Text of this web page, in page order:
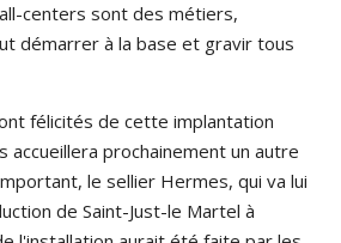
centers sont des métiers,
démarrer à la base et gravir tous
félicités de cette implantation
accueillera prochainement un autre
le sellier Hermes, qui va lui
de Saint-Just-le Martel à